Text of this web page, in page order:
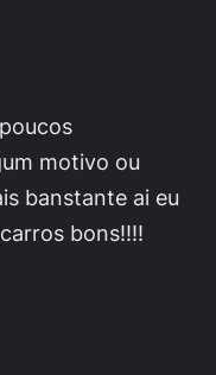
motivo ou
banstante ai eu
bons!!!!